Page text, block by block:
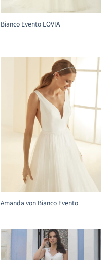
Bianco Evento LOVIA
Amanda von Bianco Evento